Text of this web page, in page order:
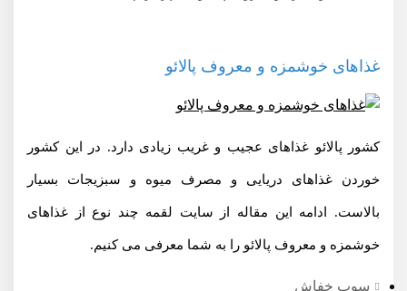
غذاهای خوشمزه و معروف پالائو
کشور پالائو غذاهای عجیب و غریب زیادی دارد. در این کشور
خوردن غذاهای دریایی و مصرف میوه و سبزیجات بسیار
بالاست. ادامه این مقاله از سایت لقمه چند نوع از غذاهای
خوشمزه و معروف پالائو را به شما معرفی می کنیم.
سوپ خفاش